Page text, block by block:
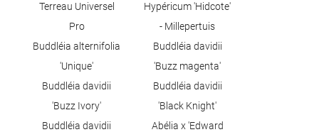
Terreau Universel
Pro
Hypéricum 'Hidcote'
- Millepertuis
Buddléia alternifolia
'Unique'
Buddléia davidii
'Buzz magenta'
Buddléia davidii
'Buzz Ivory'
Buddléia davidii
'Black Knight'
Buddléia davidii
Abélia x 'Edward